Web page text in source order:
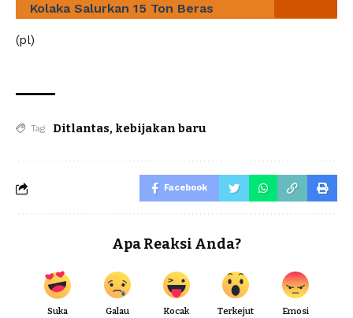
Kolaka Salurkan 15 Ton Beras
(pl)
Tag Ditlantas, kebijakan baru
Facebook
Apa Reaksi Anda?
Suka Galau Kocak Terkejut Emosi